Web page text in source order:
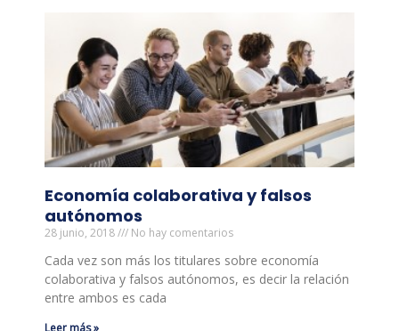
Economía colaborativa y falsos
autónomos
28 junio, 2018 No hay comentarios
Cada vez son más los titulares sobre economía
colaborativa y falsos autónomos, es decir la relación
entre ambos es cada
Leer más »